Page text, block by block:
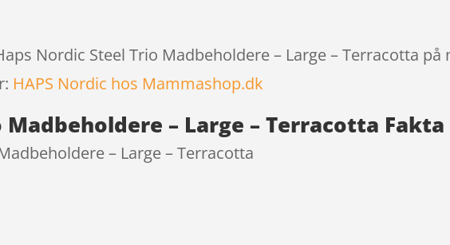
Nordic Steel Trio Madbeholdere – Large – Terracotta på
HAPS Nordic hos Mammashop.dk
– Large – Terracotta Fakta
– Large – Terracotta